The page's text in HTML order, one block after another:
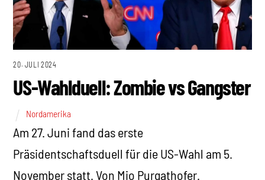
20. JULI 2024
US-Wahlduell: Zombie vs Gangster
Nordamerika
Am 27. Juni fand das erste
Präsidentschaftsduell für die US-Wahl am 5.
November statt. Von Mio Purgathofer.